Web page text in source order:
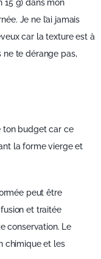
15 g) dans mon
Je ne l’ai jamais
car la texture est à
ne te dérange pas,
ton budget car ce
la forme vierge et
peut être
et traitée
conservation. Le
chimique et les